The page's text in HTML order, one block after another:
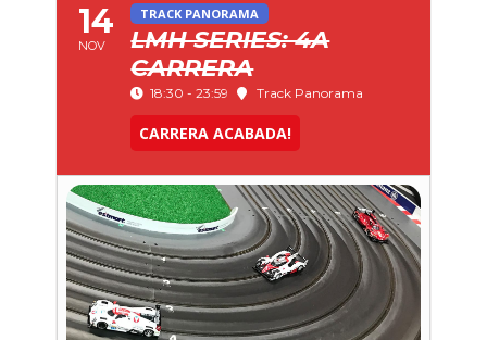
14
NOV
TRACK PANORAMA
LMH SERIES: 4A
CARRERA
18:30 - 23:59 Track Panorama
CARRERA ACABADA!